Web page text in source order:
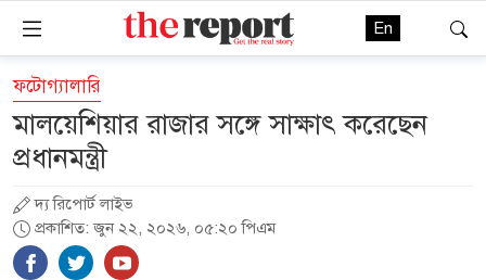
En
ফটোগ্যালারি
মালয়েশিয়ার রাজার সঙ্গে সাক্ষাৎ করেছেন
প্রধানমন্ত্রী
দ্য রিপোর্ট লাইভ
প্রকাশিত: জুন ২২, ২০২৬, ০৫:২০ পিএম